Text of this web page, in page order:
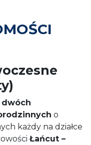
dwóch
o
każdy na działce
Łańcut –